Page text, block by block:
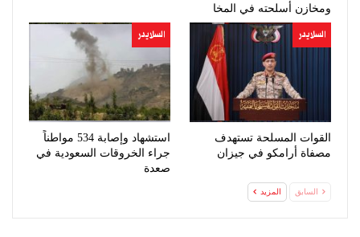
ومخازن أسلحته في المخا
السلايدر
القوات المسلحة تستهدف
مصفاة أرامكو في جيزان
السلايدر
استشهاد وإصابة 534 مواطناً
جراء الخروقات السعودية في
صعدة
السابق المزيد